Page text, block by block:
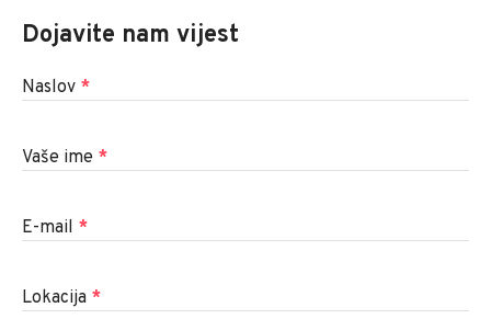
Dojavite nam vijest
Naslov *
Vaše ime *
E-mail *
Lokacija *